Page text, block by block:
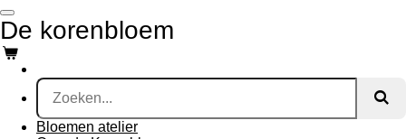
Ga
direct
naar
de
hoofdinhoud
De korenbloem
Bloemen atelier